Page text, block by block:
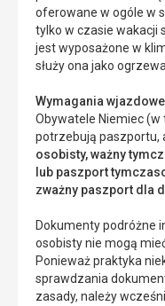
oferowane w ogóle w
tylko w czasie wakacji
jest wyposażone w
służy ona jako
Wymagania
Obywatele Niemiec (w
potrzebują paszportu,
osobisty, ważny
lub paszport
zważny paszport dla
Dokumenty podróżne
osobisty nie mogą
Ponieważ praktyka
sprawdzania
zasady, należy